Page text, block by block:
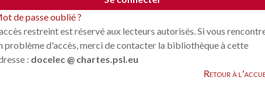
de passe oublié ?
restreint est réservé aux lecteurs autorisés. Si vous
problème d'accès, merci de contacter la bibliothèque à cette
: docelec @ chartes.psl.eu
Retour à